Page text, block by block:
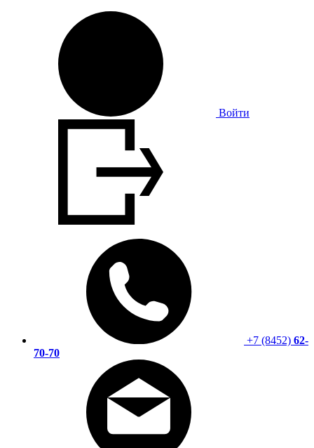
Войти
+7 (8452) 62-
70-70